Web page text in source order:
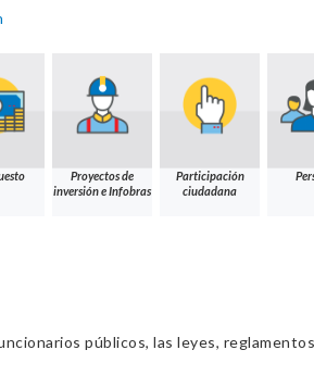
Proyectos de
inversión e Infobras
Participación
ciudadana
públicos, las leyes,